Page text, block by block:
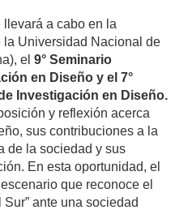
a cabo en la
la Universidad Nacional de
el9° Seminario
en Diseño y el 7°
Investigación en Diseño.
y reflexión acerca
sus contribuciones a la
de la sociedad y sus
En esta oportunidad, el
que reconoce el
ante una sociedad